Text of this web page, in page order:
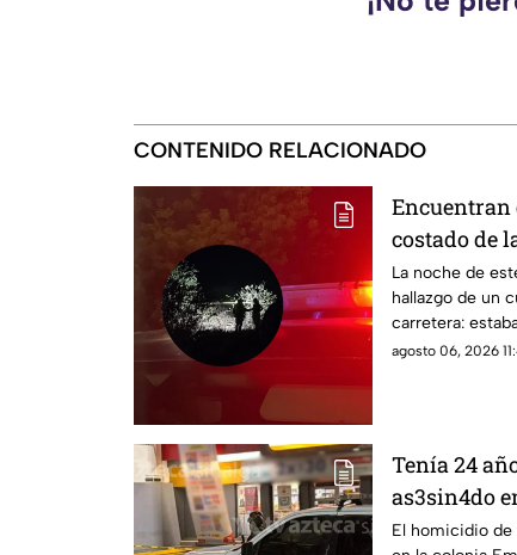
CONTENIDO RELACIONADO
Encuentran
costado de
Eldorado,
La noche de
hallazgo de un
carretera:
agosto 06, 2026
Tenía 24
as3sin4do
sur de
El homicidio de